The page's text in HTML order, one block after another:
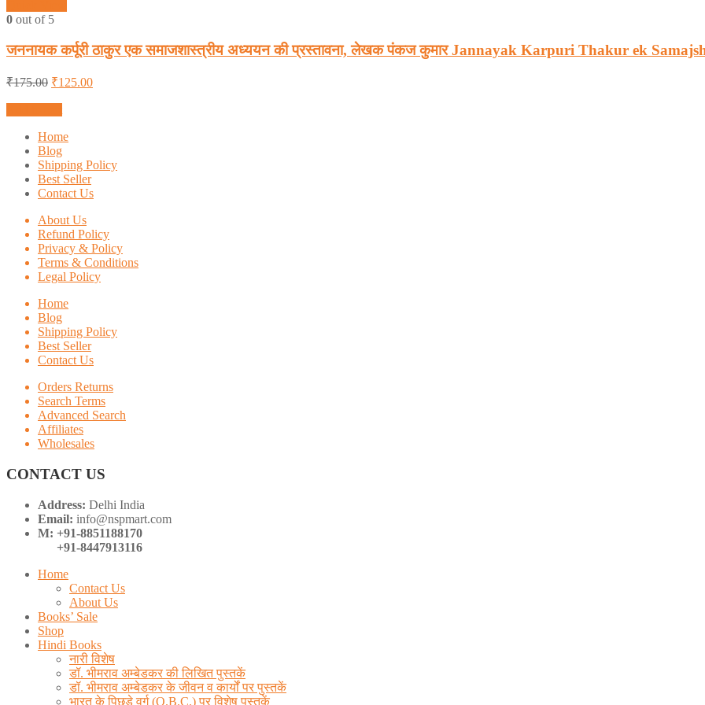
0 out of 5
जननायक कर्पूरी ठाकुर एक समाजशास्त्रीय अध्ययन की प्रस्तावना, लेखक पंकज कुमार Jannayak Karpuri Thakur ek
₹175.00 ₹125.00
Home
Blog
Shipping Policy
Best Seller
Contact Us
About Us
Refund Policy
Privacy & Policy
Terms & Conditions
Legal Policy
Home
Blog
Shipping Policy
Best Seller
Contact Us
Orders Returns
Search Terms
Advanced Search
Affiliates
Wholesales
CONTACT US
Address: Delhi India
Email: info@nspmart.com
M: +91-8851188170
+91-8447913116
Home
Contact Us
About Us
Books’ Sale
Shop
Hindi Books
नारी विशेष
डॉ. भीमराव अम्बेडकर की लिखित पुस्तकें
डॉ. भीमराव अम्बेडकर के जीवन व कार्यों पर पुस्तकें
भारत के पिछड़े वर्ग (O.B.C.) पर विशेष पुस्तकें